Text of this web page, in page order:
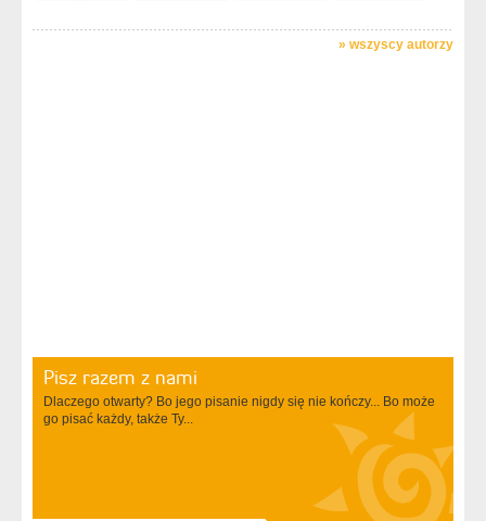
» wszyscy autorzy
Pisz razem z nami
Dlaczego otwarty? Bo jego pisanie nigdy się nie kończy... Bo może
go pisać każdy, także Ty...